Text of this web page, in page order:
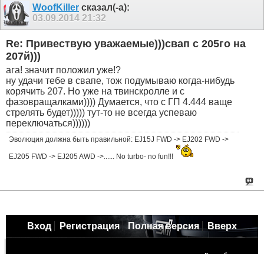
WoofKiller сказал(-а):
03.09.2014 21:32
Re: Привествую уважаемые)))свап с 205го на
207й)))
ага! значит положил уже!?
ну удачи тебе в свапе, тож подумываю когда-нибудь
корячить 207. Но уже на твинскролле и с
фазовращалками)))) Думается, что с ГП 4.444 ваще
стрелять будет))))) тут-то не всегда успеваю
переключаться))))))
Эволюция должна быть правильной: EJ15J FWD -> EJ202 FWD ->
EJ205 FWD -> EJ205 AWD ->...... No turbo- no fun!!!
Вход Регистрация Полная версия Вверх